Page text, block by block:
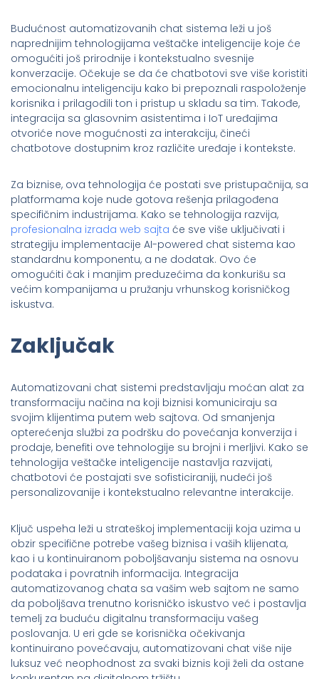
Budućnost automatizovanih chat sistema leži u još
naprednijim tehnologijama veštačke inteligencije koje će
omogućiti još prirodnije i kontekstualno svesnije
konverzacije. Očekuje se da će chatbotovi sve više koristiti
emocionalnu inteligenciju kako bi prepoznali raspoloženje
korisnika i prilagodili ton i pristup u skladu sa tim. Takođe,
integracija sa glasovnim asistentima i IoT uređajima
otvoriće nove mogućnosti za interakciju, čineći
chatbotove dostupnim kroz različite uređaje i kontekste.
Za biznise, ova tehnologija će postati sve pristupačnija, sa
platformama koje nude gotova rešenja prilagođena
specifičnim industrijama. Kako se tehnologija razvija,
profesionalna izrada web sajta će sve više uključivati i
strategiju implementacije AI-powered chat sistema kao
standardnu komponentu, a ne dodatak. Ovo će
omogućiti čak i manjim preduzećima da konkurišu sa
većim kompanijama u pružanju vrhunskog korisničkog
iskustva.
Zaključak
Automatizovani chat sistemi predstavljaju moćan alat za
transformaciju načina na koji biznisi komuniciraju sa
svojim klijentima putem web sajtova. Od smanjenja
opterećenja službi za podršku do povećanja konverzija i
prodaje, benefiti ove tehnologije su brojni i merljivi. Kako se
tehnologija veštačke inteligencije nastavlja razvijati,
chatbotovi će postajati sve sofisticiraniji, nudeći još
personalizovanije i kontekstualno relevantne interakcije.
Ključ uspeha leži u strateškoj implementaciji koja uzima u
obzir specifične potrebe vašeg biznisa i vaših klijenata,
kao i u kontinuiranom poboljšavanju sistema na osnovu
podataka i povratnih informacija. Integracija
automatizovanog chata sa vašim web sajtom ne samo
da poboljšava trenutno korisničko iskustvo već i postavlja
temelj za buduću digitalnu transformaciju vašeg
poslovanja. U eri gde se korisnička očekivanja
kontinuirano povećavaju, automatizovani chat više nije
luksuz već neophodnost za svaki biznis koji želi da ostane